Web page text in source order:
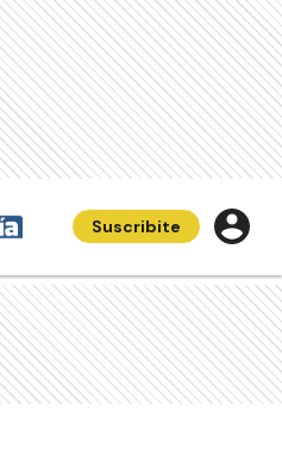
Suscribite